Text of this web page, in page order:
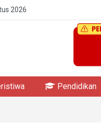
2026
Pendidikan